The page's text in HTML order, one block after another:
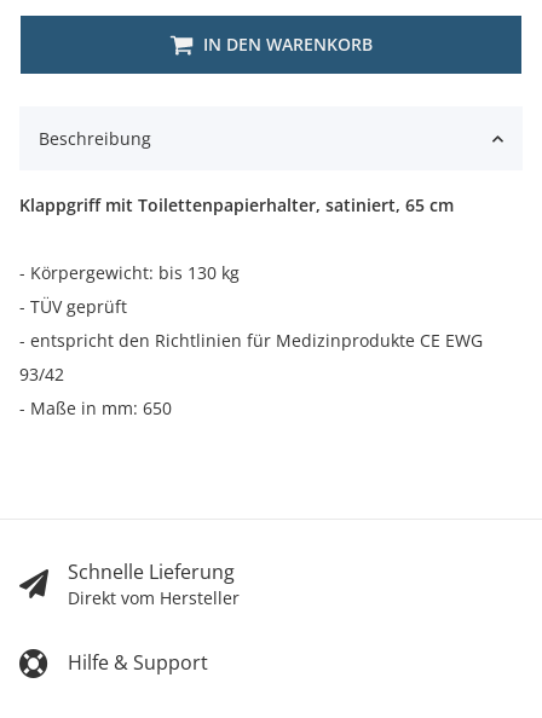
IN DEN WARENKORB
Beschreibung
Klappgriff mit Toilettenpapierhalter, satiniert, 65 cm
- Körpergewicht: bis 130 kg
- TÜV geprüft
- entspricht den Richtlinien für Medizinprodukte CE EWG
93/42
- Maße in mm: 650
Schnelle Lieferung
Direkt vom Hersteller
Hilfe & Support